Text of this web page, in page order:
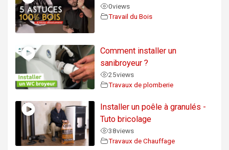
0views
Travail du Bois
Comment installer un
sanibroyeur ?
25views
Travaux de plomberie
Installer un poêle à granulés -
Tuto bricolage
38views
Travaux de Chauffage